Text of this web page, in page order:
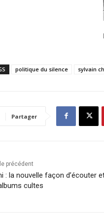
politique du silence sylvain
Partager
précédent
: la nouvelle façon d’écouter
cultes